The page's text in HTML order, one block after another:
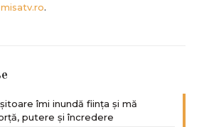
misatv.ro.
îmi inundă ființa și mă
putere și încredere